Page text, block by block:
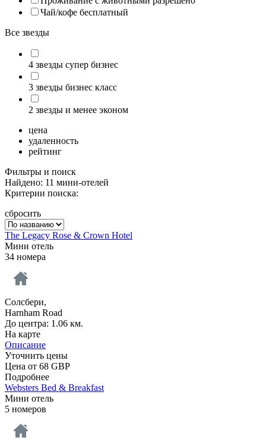
Чай/кофе бесплатный
Все звезды
4 звезды супер бизнес
3 звезды бизнес класс
2 звезды и менее эконом
цена
удаленность
рейтинг
Фильтры и поиск
Найдено: 11 мини-отелей
Критерии поиска:
сбросить
The Legacy Rose & Crown Hotel
Мини отель
34 номера
Солсбери,
Harnham Road
До центра: 1.06 км.
На карте
Описание
Уточнить цены
Цена от 68 GBP
Подробнее
Websters Bed & Breakfast
Мини отель
5 номеров